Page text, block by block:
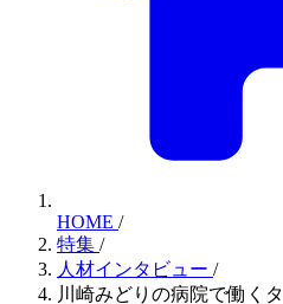
HOME /
特集 /
人材インタビュー /
川崎みどりの病院で働く